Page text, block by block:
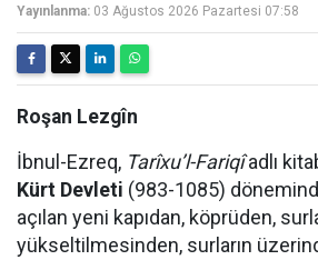
Yayınlanma: 03 Ağustos 2026 Pazartesi 07:58
Roşan Lezgîn
İbnul-Ezreq, Tarîxu’l-Fariqîadlı
Kürt Devleti (983-1085)
açılan yeni kapıdan, köprüden,
yükseltilmesinden, surların